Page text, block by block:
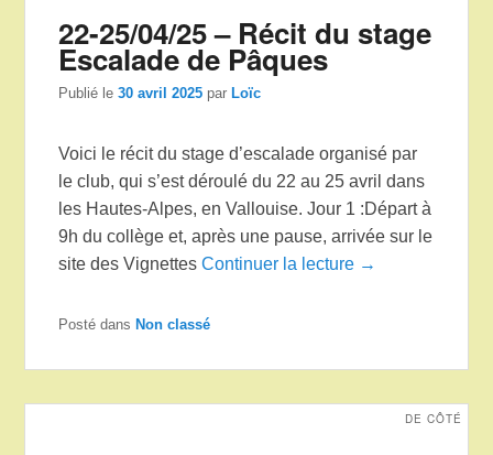
22-25/04/25 – Récit du stage
Escalade de Pâques
Publié le30 avril 2025 parLoïc
Voici le récit du stage d’escalade organisé par
le club, qui s’est déroulé du 22 au 25 avril dans
les Hautes-Alpes, en Vallouise. Jour 1 :Départ à
9h du collège et, après une pause, arrivée sur le
site des VignettesContinuer la lecture →
Posté dans Non classé
DE CÔTÉ